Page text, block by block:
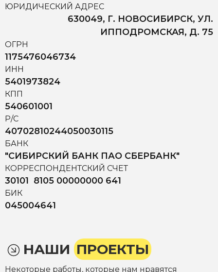
ЮРИДИЧЕСКИЙ АДРЕС
630049, Г. НОВОСИБИРСК, УЛ.
ИППОДРОМСКАЯ, Д. 75
ОГРН
1175476046734
ИНН
5401973824
КПП
540601001
Р/С
40702810244050030115
БАНК
"СИБИРСКИЙ БАНК ПАО СБЕРБАНК"
КОРРЕСПОНДЕНТСКИЙ СЧЕТ
30101 8105 00000000 641
БИК
045004641
НАШИ ПРОЕКТЫ
Некоторые работы, которые нам нравятся